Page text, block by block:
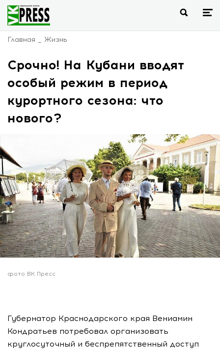
Главная Жизнь
Срочно! На Кубани вводят
особый режим в период
курортного сезона: что
нового?
фото ВК Пресс
Губернатор Краснодарского края Вениамин
Кондратьев потребовал организовать
круглосуточный и беспрепятственный доступ